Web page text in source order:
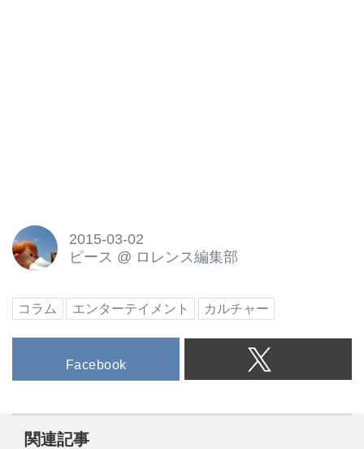
2015-03-02
ピース @ ロレンス編集部
コラム エンターテイメント カルチャー
Facebook
関連記事